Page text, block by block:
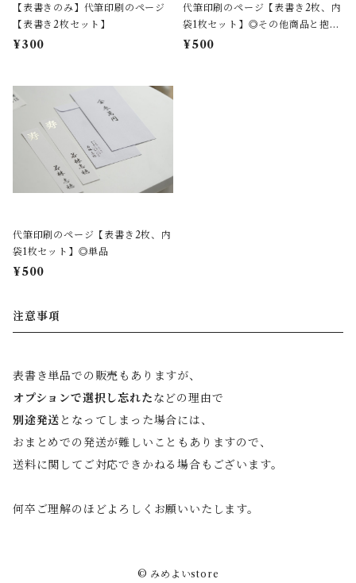
【表書きのみ】代筆印刷のページ
【表書き2枚セット】
¥300
代筆印刷のページ【表書き2枚、内
袋1枚セット】◎その他商品と抱き
合わせの場合
¥500
代筆印刷のページ【表書き2枚、内
袋1枚セット】◎単品
¥500
注意事項
表書き単品での販売もありますが、
オプションで選択し忘れたなどの理由で
別途発送 となってしまった場合には、
おまとめでの発送が難しいこともありますので、
送料に関してご対応できかねる場合もございます。
何卒ご理解のほどよろしくお願いいたします。
© みめよいstore